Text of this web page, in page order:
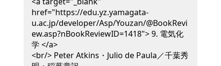
href="https://edu.yz.yamagata-
u.ac.jp/developer/Asp/Youzan/@BookRevi
ew.asp?nBookReviewID=1418"> 9. 電気化
学 </a>
<br/> Peter Atkins・Julio de Paula／千葉秀